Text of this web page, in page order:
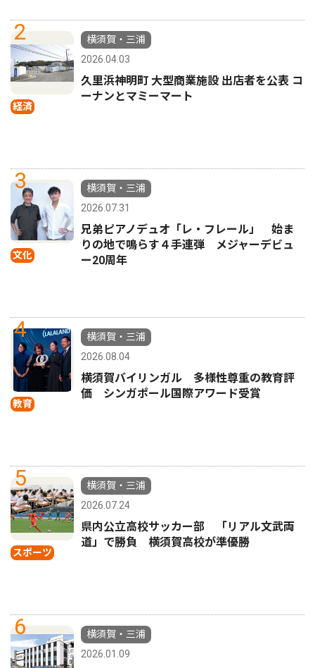
2
経済
横須賀・三浦
2026.04.03
久里浜神明町 大型商業施設 出店者を公表 コ
ーナンとマミーマート
3
文化
横須賀・三浦
2026.07.31
兄弟ピアノデュオ「レ・フレール」 始ま
りの地で鳴らす４手連弾 メジャーデビュ
ー20周年
4
教育
横須賀・三浦
2026.08.04
横須賀バイリンガル 多様性尊重の教育評
価 シンガポール国際アワード受賞
5
スポーツ
横須賀・三浦
2026.07.24
県内公立高校サッカー部 「リアル文武両
道」で勝負 横須賀高校が準優勝
6
横須賀・三浦
2026.01.09